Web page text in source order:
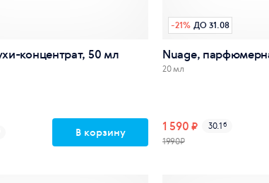
концентрат, 50 мл
В корзину
-21% ДО 31.08
Nuage,
20 мл
1 590 ₽ 30.1б
1990₽